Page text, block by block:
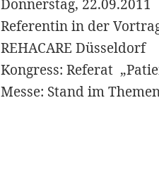
Donnerstag, 22.09.2011
Referentin in der
REHACARE Düsseldorf
Kongress: Referat
Messe: Stand im